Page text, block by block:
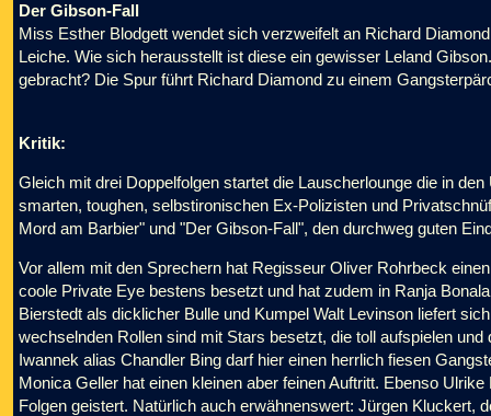
Der Gibson-Fall
Miss Esther Blodgett wendet sich verzweifelt an Richard
Leiche. Wie sich herausstellt ist diese ein gewisser Leland
gebracht? Die Spur führt Richard Diamond zu einem
Kritik:
Gleich mit drei Doppelfolgen startet die Lauscherlounge die in
smarten, toughen, selbstironischen Ex-Polizisten und
Mord am Barbier" und "Der Gibson-Fall", den durchweg guten
Vor allem mit den Sprechern hat Regisseur Oliver Rohrbeck
coole Private Eye bestens besetzt und hat zudem in Ranja
Bierstedt als dicklicher Bulle und Kumpel Walt Levinson liefert
wechselnden Rollen sind mit Stars besetzt, die toll aufspielen
Iwannek alias Chandler Bing darf hier einen herrlich fiesen
Monica Geller hat einen kleinen aber feinen Auftritt. Ebenso
Folgen geistert. Natürlich auch erwähnenswert: Jürgen Kluckert,